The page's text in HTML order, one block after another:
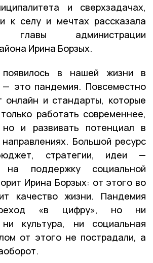
и сверхзадачах,
к селу и мечтах рассказала
главы администрации
Ирина Борзых.
в нашей жизни в
это пандемия. Повсеместно
онлайн и стандарты, которые
работать современнее,
но и развивать потенциал в
Большой ресурс
стратегии, идеи —
на поддержку социальной
Ирина Борзых: от этого во
качество жизни. Пандемия
«в цифру», но ни
ни культура, ни социальная
от этого не пострадали, а